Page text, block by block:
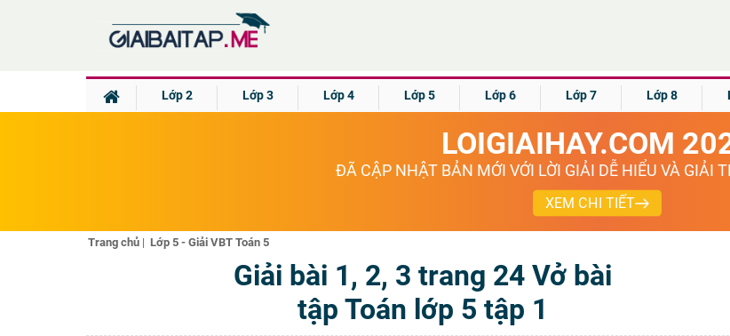
Lớp 2 Lớp 3 Lớp 4 Lớp 5 Lớp 6 Lớp 7 Lớp 8
LOIGIAIHAY.COM
ĐÃ CẬP NHẬT BẢN MỚI VỚI LỜI GIẢI DỄ HIỂU VÀ GIẢI
XEM CHI TIẾT
Trang chủ| Lớp 5 - Giải VBT Toán 5
Giải bài 1, 2, 3 trang 24 Vở bài
tập Toán lớp 5 tập 1